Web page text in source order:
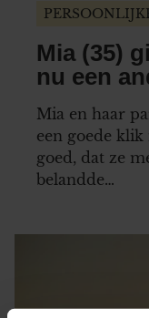
Mia (35)
nu een
Mia en haar
een goede
goed, dat ze
belandde…